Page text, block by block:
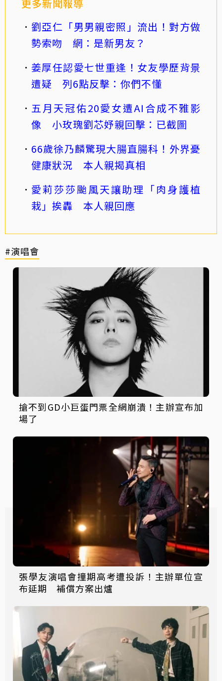
更多新聞報導
劉亞仁「男男親密照」流出！對方做
勢索吻 網：是新男友？
姜厚任認愛七世重逢！女友學歷背景
遭疑 列6點反擊：你們不懂
五月天冠佑20愛女遭AI合成不雅影
像 小玫瑰劉芯妤親回擊：已截圖
66歲徐乃麟驚現大腸直腸科！外界憂
健康狀況 本人親揭真相
愛莉莎莎颱風天讓助理「肉身護植
栽」挨轟 本人親回應
#演唱會
搶不到GD小巨蛋門票全網崩潰！主辦宣布加
場了
張學友演唱會撞期高考遭投訴！主辦單位宣
布延期 補償方案出爐